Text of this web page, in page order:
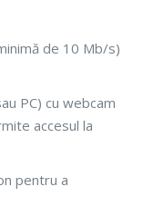
de 10 Mb/s)
PC) cu webcam
accesul la
pentru a